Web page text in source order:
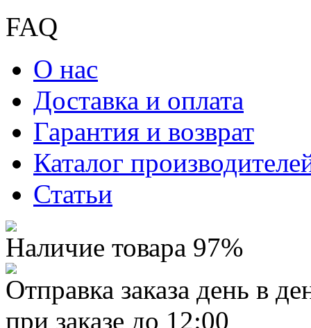
FAQ
О нас
Доставка и оплата
Гарантия и возврат
Каталог
Статьи
Наличие товара 97%
Отправка заказа день в
при заказе до 12:00